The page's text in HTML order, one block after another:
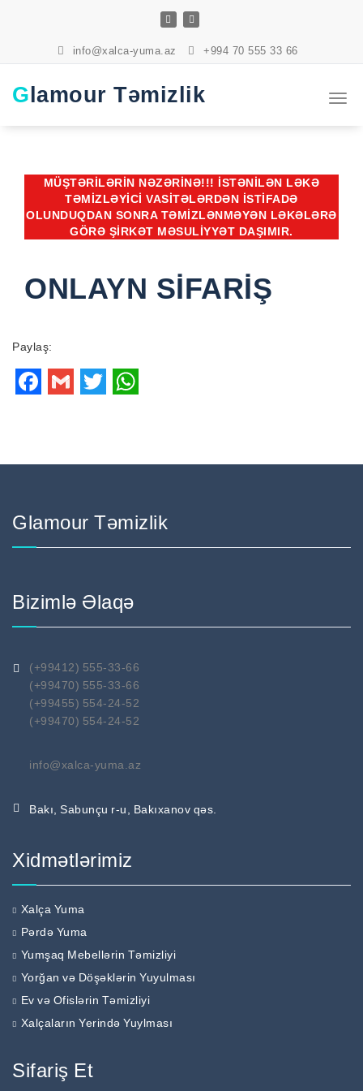
info@xalca-yuma.az +994 70 555 33 66
Glamour Təmizlik
MÜŞTƏRİLƏRİN NƏZƏRİNƏ!!! İSTƏNİLƏN LƏKƏ
TƏMİZLƏYİCİ VASİTƏLƏRDƏN İSTİFADƏ
OLUNDUQDAN SONRA TƏMİZLƏNMƏYƏN LƏKƏLƏRƏ
GÖRƏ ŞİRKƏT MƏSULİYYƏT DAŞIMIR.
ONLAYN SİFARİŞ
Paylaş:
Glamour Təmizlik
Bizimlə Əlaqə
(+99412) 555-33-66
(+99470) 555-33-66
(+99455) 554-24-52
(+99470) 554-24-52
info@xalca-yuma.az
Bakı, Sabunçu r-u, Bakıxanov qəs.
Xidmətlərimiz
Xalça Yuma
Pərdə Yuma
Yumşaq Mebellərin Təmizliyi
Yorğan və Döşəklərin Yuyulması
Ev və Ofislərin Təmizliyi
Xalçaların Yerində Yuylması
Sifariş Et